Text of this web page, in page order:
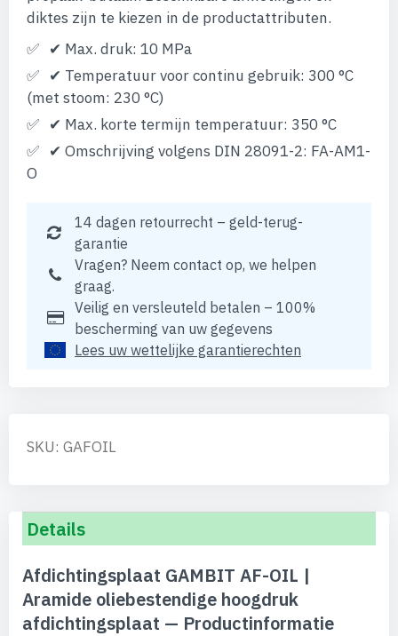
diktes zijn te kiezen in de productattributen.
✔ Max. druk: 10 MPa
✔ Temperatuur voor continu gebruik: 300 °C
(met stoom: 230 °C)
✔ Max. korte termijn temperatuur: 350 °C
✔ Omschrijving volgens DIN 28091-2: FA-AM1-
O
14 dagen retourrecht – geld-terug-
garantie
Vragen? Neem contact op, we helpen
graag.
Veilig en versleuteld betalen – 100%
bescherming van uw gegevens
Lees uw wettelijke garantierechten
SKU: GAFOIL
Details
Afdichtingsplaat GAMBIT AF-OIL |
Aramide oliebestendige hoogdruk
afdichtingsplaat — Productinformatie